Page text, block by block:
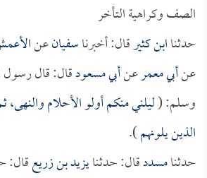
الصف وكراهية التأخر
حدثناابن كثيرقال: أخبرناسفيانعن
عنأبي معمرعنأبي مسعودقال: قال رسول
وسلم: (ليلني منكم أولو الأحلام والنهى،
الذين يلونهم).
حدثنامسددقال: حدثنايزيد بن زريعقال: